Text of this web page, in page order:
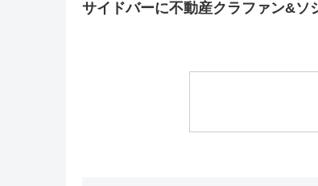
サイドバーに不動産クラファン&ソ